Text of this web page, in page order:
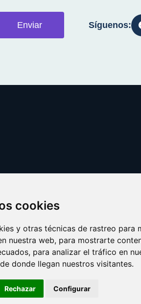
cookies
y otras técnicas de rastreo para
nuestra web, para mostrarte
para analizar el tráfico en
donde llegan nuestros visitantes.
Rechazar Configurar
Enviar Síguenos: